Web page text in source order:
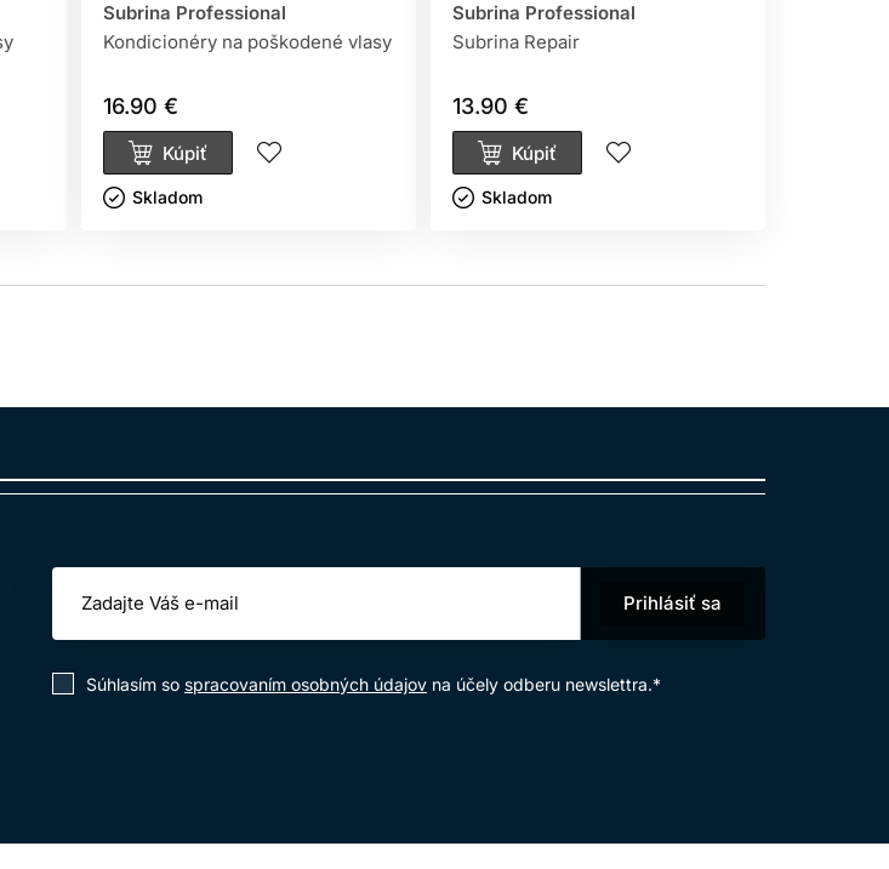
Subrina Professional
Kondicionéry na poškodené vlasy
16.90 €
Kúpiť
Skladom ㅤ
Subrina Professional
Subrina Repair
13.90 €
Kúpiť
Skladom ㅤ
Prihlásiť sa
Súhlasím so spracovaním osobných údajov na účely odberu newslettra.*